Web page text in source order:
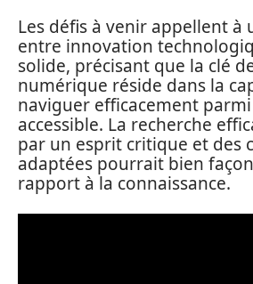
Les défis à venir appellent à
entre innovation
solide, précisant que la clé
numérique réside dans la
naviguer efficacement
accessible. La recherche
par un esprit critique et des
adaptées pourrait bien
rapport à la connaissance.